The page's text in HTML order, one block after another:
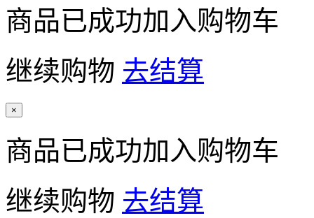
商品已成功加入购物车
继续购物 去结算
×
商品已成功加入购物车
继续购物 去结算